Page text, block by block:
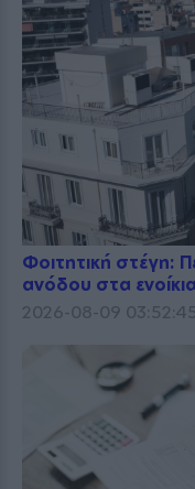
Φοιτητική στέγη:
ανόδου στα ενοίκια
2026-08-09 03:52:45